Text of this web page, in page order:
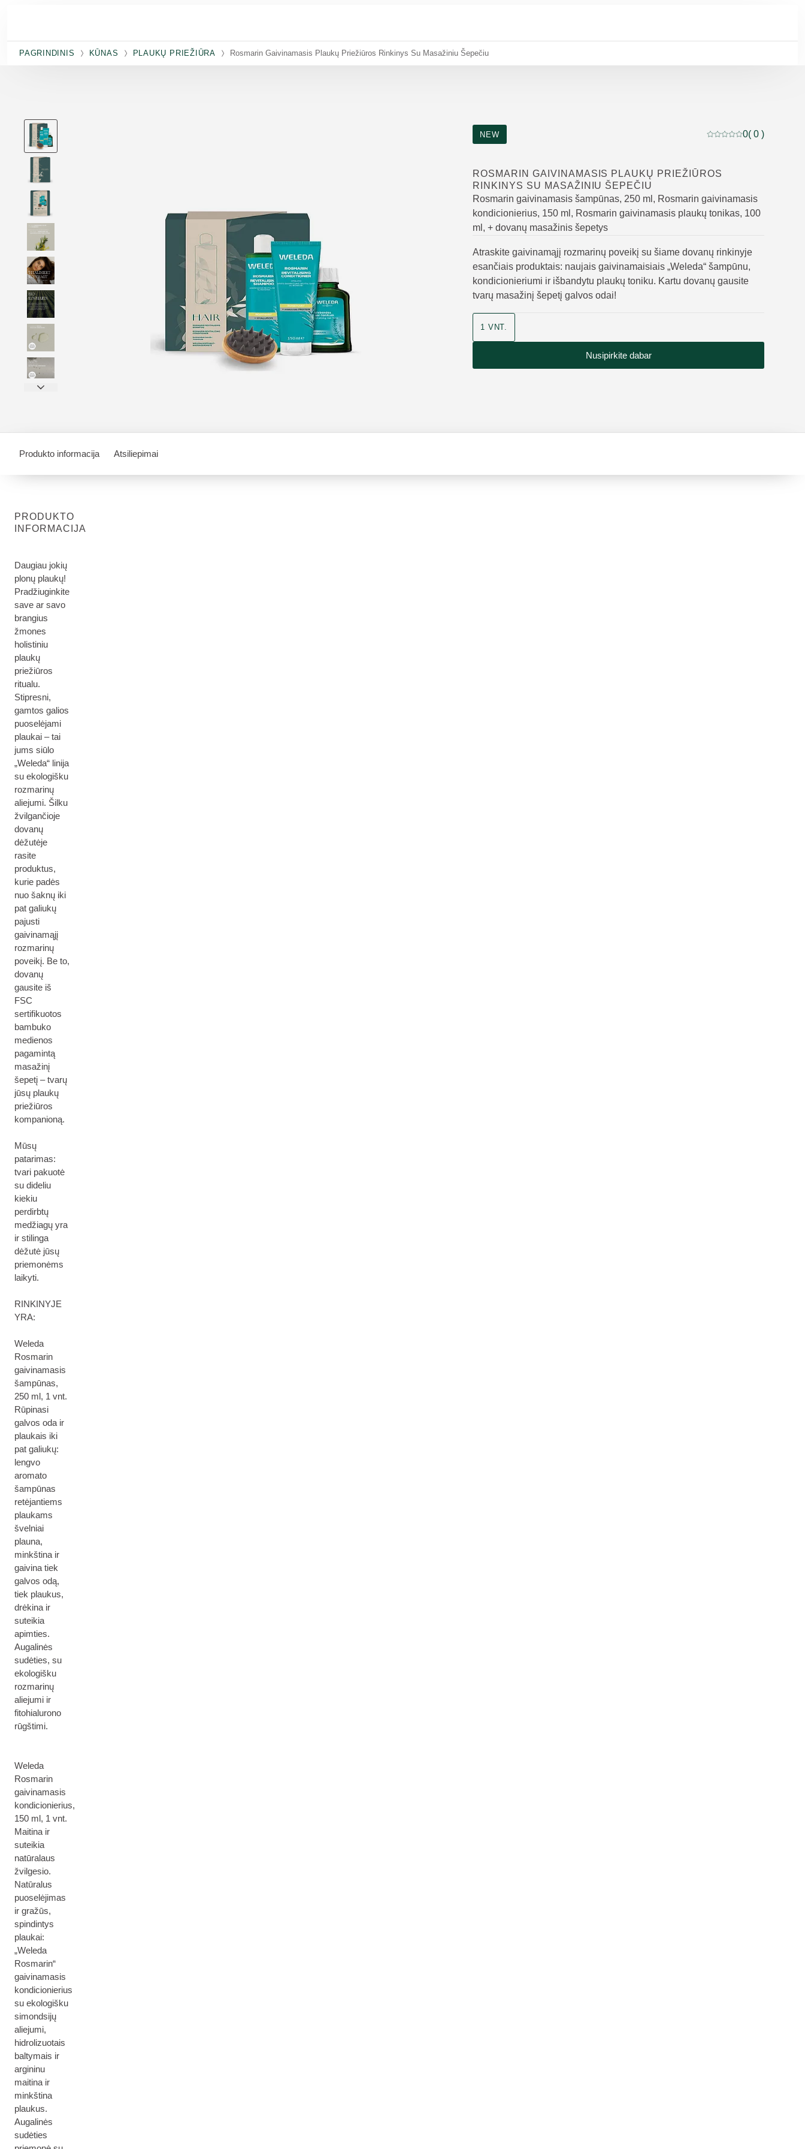
PAGRINDINIS KŪNAS PLAUKŲ PRIEŽIŪRA Rosmarin Gaivinamasis Plaukų Priežiūros Rinkinys Su Masažiniu Šepečiu
NEW
Dabartinis
0( 0 )
ROSMARIN GAIVINAMASIS PLAUKŲ PRIEŽIŪROS
RINKINYS SU MASAŽINIU ŠEPEČIU
Rosmarin gaivinamasis šampūnas, 250 ml, Rosmarin gaivinamasis
kondicionierius, 150 ml, Rosmarin gaivinamasis plaukų tonikas, 100
ml, + dovanų masažinis šepetys
Atraskite gaivinamąjį rozmarinų poveikį su šiame dovanų rinkinyje
esančiais produktais: naujais gaivinamaisiais „Weleda“ šampūnu,
kondicionieriumi ir išbandytu plaukų toniku. Kartu dovanų gausite
tvarų masažinį šepetį galvos odai!
1 VNT.
Nusipirkite dabar
Produkto informacija Atsiliepimai
PRODUKTO
INFORMACIJA
Daugiau jokių
plonų plaukų!
Pradžiuginkite
save ar savo
brangius
žmones
holistiniu
plaukų
priežiūros
ritualu.
Stipresni,
gamtos galios
puoselėjami
plaukai – tai
jums siūlo
„Weleda“ linija
su ekologišku
rozmarinų
aliejumi. Šilku
žvilgančioje
dovanų
dėžutėje
rasite
produktus,
kurie padės
nuo šaknų iki
pat galiukų
pajusti
gaivinamąjį
rozmarinų
poveikį. Be to,
dovanų
gausite iš
FSC
sertifikuotos
bambuko
medienos
pagamintą
masažinį
šepetį – tvarų
jūsų plaukų
priežiūros
kompanioną.
Mūsų
patarimas:
tvari pakuotė
su dideliu
kiekiu
perdirbtų
medžiagų yra
ir stilinga
dėžutė jūsų
priemonėms
laikyti.
RINKINYJE
YRA:
Weleda
Rosmarin
gaivinamasis
šampūnas,
250 ml, 1 vnt.
Rūpinasi
galvos oda ir
plaukais iki
pat galiukų:
lengvo
aromato
šampūnas
retėjantiems
plaukams
švelniai
plauna,
minkština ir
gaivina tiek
galvos odą,
tiek plaukus,
drėkina ir
suteikia
apimties.
Augalinės
sudėties, su
ekologišku
rozmarinų
aliejumi ir
fitohialurono
rūgštimi.
Weleda
Rosmarin
gaivinamasis
kondicionierius,
150 ml, 1 vnt.
Maitina ir
suteikia
natūralaus
žvilgesio.
Natūralus
puoselėjimas
ir gražūs,
spindintys
plaukai:
„Weleda
Rosmarin“
gaivinamasis
kondicionierius
su ekologišku
simondsijų
aliejumi,
hidrolizuotais
baltymais ir
argininu
maitina ir
minkština
plaukus.
Augalinės
sudėties